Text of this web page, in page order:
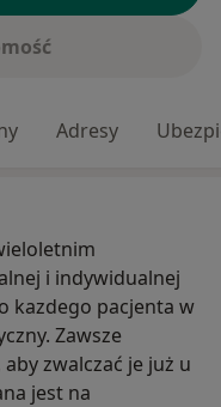
Adresy
i indywidualnej
kazdego pacjenta w
Zawsze
zwalczać je już u
jest na